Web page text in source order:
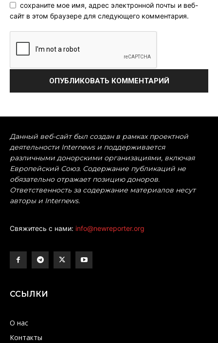
сохраните мое имя, адрес электронной почты и веб-
сайт в этом браузере для следующего комментария.
Данный веб-сайт был создан в рамках проектной
деятельности Internews и поддерживается
различными донорскими организациями, включая
Европейский Союз. Содержание публикаций не
обязательно отражает позицию доноров.
Ответственность за содержание материалов несут
авторы и Internews.
Свяжитесь с нами: info@newreporter.org
ССЫЛКИ
О нас
Контакты